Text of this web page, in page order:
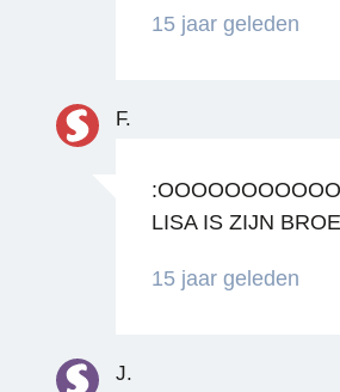
15 jaar geleden
F.
LISA IS ZIJN
15 jaar geleden
J.